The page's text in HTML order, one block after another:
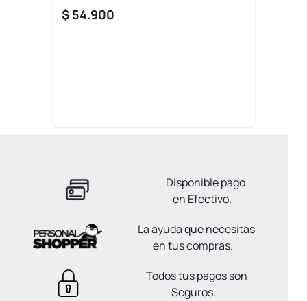
$ 54.900
Disponible pago
en Efectivo.
La ayuda que necesitas
en tus compras.
Todos tus pagos son
Seguros.